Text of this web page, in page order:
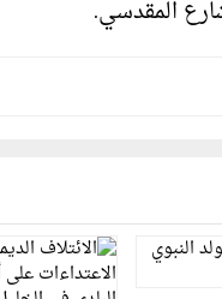
المقدسي.